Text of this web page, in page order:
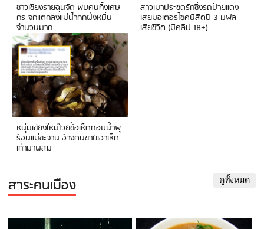
ชาวเชียงรายฉุนจัด พบคนทิ้งเศษ
กระจกแตกลงแม่น้ำกกฝั่งหมิ่น
จำนวนมาก
สาวเมาประชดรักซิ่งรถป้ายแดง
เสยมอเตอร์ไซค์นิสิตปี 3 มฟล
เสียชีวิต (มีคลิป 18+)
หนุ่มเชียงใหม่โวยซื้อเห็ดถอบน้ำพุ
ร้อนแม่ขะจาน อ้างคนขายเอาเห็ด
เก่ามาผสม
สาระคนเมือง ดูทั้งหมด